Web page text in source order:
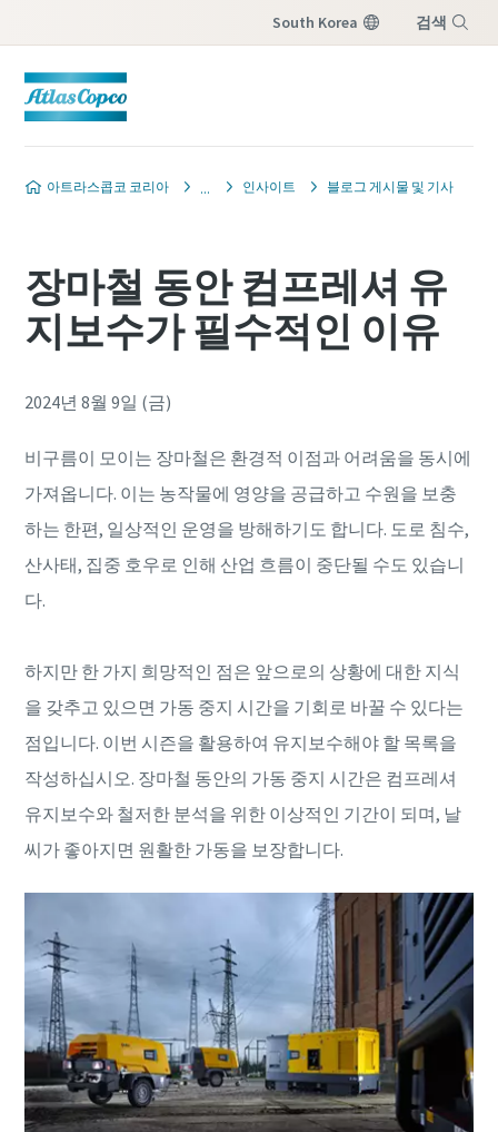
South Korea 검색
아트라스콥코 코리아 인사이트 블로그 게시물 및 기사
장마철 동안 컴프레셔 유
지보수가 필수적인 이유
2024년 8월 9일 (금)
비구름이 모이는 장마철은 환경적 이점과 어려움을 동시에
가져옵니다. 이는 농작물에 영양을 공급하고 수원을 보충
하는 한편, 일상적인 운영을 방해하기도 합니다. 도로 침수,
산사태, 집중 호우로 인해 산업 흐름이 중단될 수도 있습니
다.
하지만 한 가지 희망적인 점은 앞으로의 상황에 대한 지식
을 갖추고 있으면 가동 중지 시간을 기회로 바꿀 수 있다는
점입니다. 이번 시즌을 활용하여 유지보수해야 할 목록을
작성하십시오. 장마철 동안의 가동 중지 시간은 컴프레셔
유지보수와 철저한 분석을 위한 이상적인 기간이 되며, 날
씨가 좋아지면 원활한 가동을 보장합니다.